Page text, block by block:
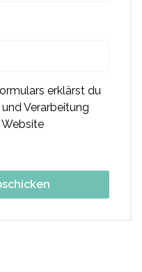
erklärst du
Verarbeitung